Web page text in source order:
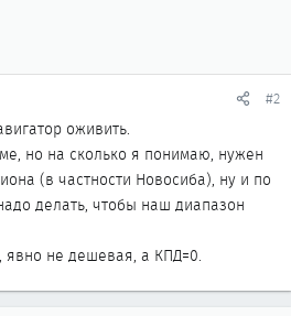
#2
оживить.
но на сколько я понимаю, нужен
(в частности Новосиба), ну и по
делать, чтобы наш диапазон
не дешевая, а КПД=0.